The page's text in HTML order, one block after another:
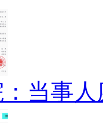
当事人